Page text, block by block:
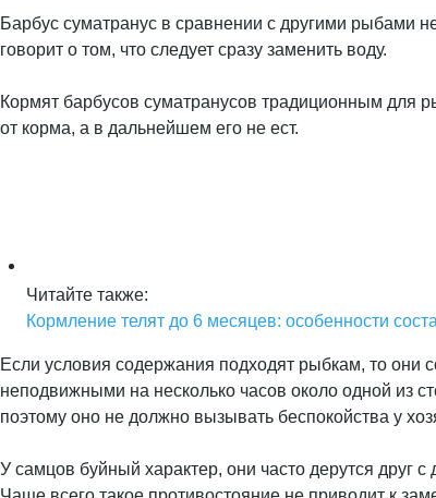
Барбус суматранус в сравнении с другими рыбами
говорит о том, что следует сразу заменить воду.
Кормят барбусов суматранусов традиционным для
от корма, а в дальнейшем его не ест.
Читайте также:
Кормление телят до 6 месяцев: особенности
Если условия содержания подходят рыбкам, то они
неподвижными на несколько часов около одной из
поэтому оно не должно вызывать беспокойства у
У самцов буйный характер, они часто дерутся друг